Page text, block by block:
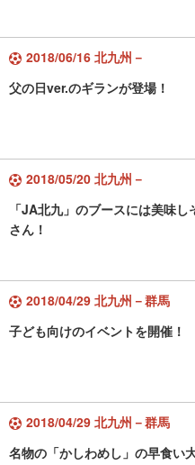
2018/06/16 北九州－
父の日ver.のギランが登場！
2018/05/20 北九州－
「JA北九」のブースには美味し
さん！
2018/04/29 北九州－群馬
子ども向けのイベントを開催！
2018/04/29 北九州－群馬
名物の「かしわめし」の早食い